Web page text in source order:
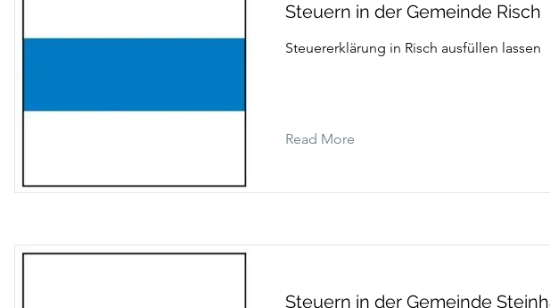
Steuern in der Gemeinde Risch
Steuererklärung in Risch ausfüllen lassen
Read More
Steuern in der Gemeinde